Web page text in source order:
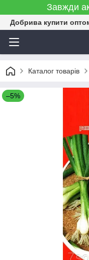
Завжди
Добрива купити
Каталог товарів
–5%